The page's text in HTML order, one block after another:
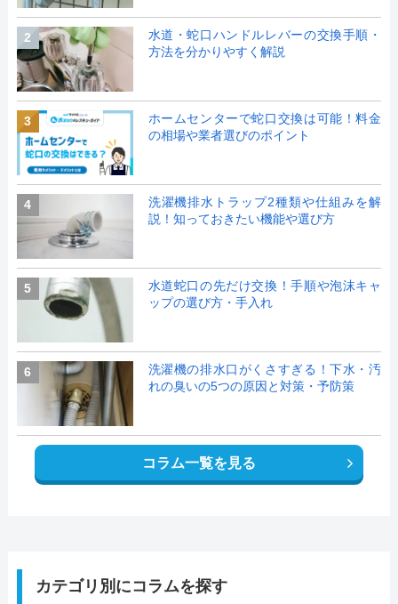
2
水道・蛇口ハンドルレバーの交換手順・
方法を分かりやすく解説
3
ホームセンターで蛇口交換は可能！料金
の相場や業者選びのポイント
4
洗濯機排水トラップ2種類や仕組みを解
説！知っておきたい機能や選び方
5
水道蛇口の先だけ交換！手順や泡沫キャ
ップの選び方・手入れ
6
洗濯機の排水口がくさすぎる！下水・汚
れの臭いの5つの原因と対策・予防策
コラム一覧を見る
カテゴリ別にコラムを探す